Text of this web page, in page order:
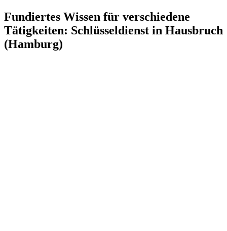
Fundiertes Wissen für verschiedene
Tätigkeiten: Schlüsseldienst in Hausbruch
(Hamburg)